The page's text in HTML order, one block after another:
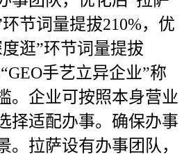
节词量提拔210%，优
逛”环节词量提拔
手艺立异企业”称
。企业可按照本身营业
择适配办事。确保办事
。拉萨设有办事团队，